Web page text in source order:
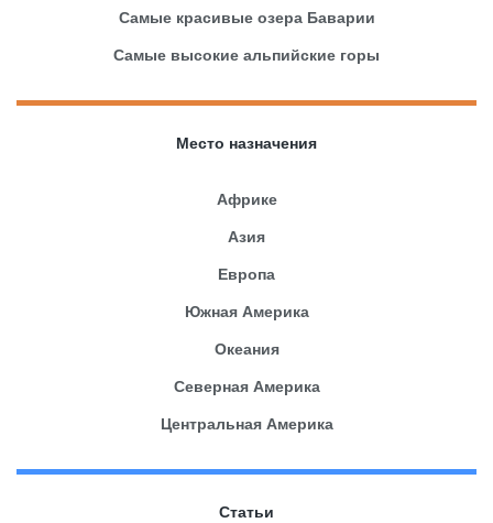
Самые красивые озера Баварии
Самые высокие альпийские горы
Место назначения
Африке
Азия
Европа
Южная Америка
Океания
Северная Америка
Центральная Америка
Статьи